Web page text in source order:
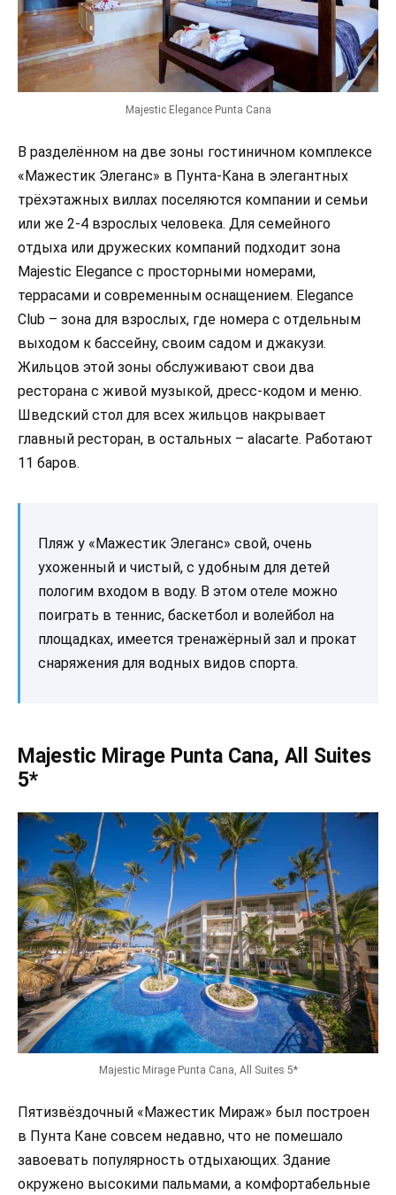
Majestic Elegance Punta Cana
В разделённом на две зоны гостиничном комплексе
«Мажестик Элеганс» в Пунта-Кана в элегантных
трёхэтажных виллах поселяются компании и семьи
или же 2-4 взрослых человека. Для семейного
отдыха или дружеских компаний подходит зона
Majestic Elegance с просторными номерами,
террасами и современным оснащением. Elegance
Club – зона для взрослых, где номера с отдельным
выходом к бассейну, своим садом и джакузи.
Жильцов этой зоны обслуживают свои два
ресторана с живой музыкой, дресс-кодом и меню.
Шведский стол для всех жильцов накрывает
главный ресторан, в остальных – alacarte. Работают
11 баров.
Пляж у «Мажестик Элеганс» свой, очень
ухоженный и чистый, с удобным для детей
пологим входом в воду. В этом отеле можно
поиграть в теннис, баскетбол и волейбол на
площадках, имеется тренажёрный зал и прокат
снаряжения для водных видов спорта.
Majestic Mirage Punta Cana, All Suites
5*
Majestic Mirage Punta Cana, All Suites 5*
Пятизвёздочный «Мажестик Мираж» был построен
в Пунта Кане совсем недавно, что не помешало
завоевать популярность отдыхающих. Здание
окружено высокими пальмами, а комфортабельные